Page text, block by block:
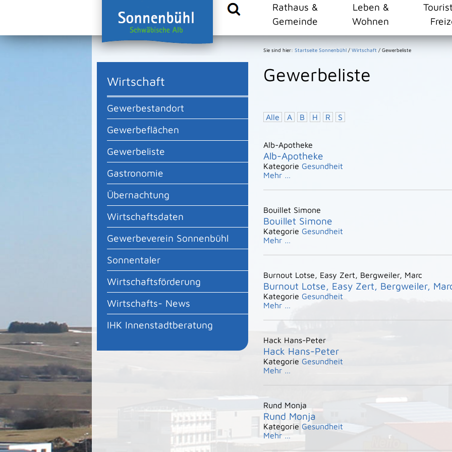
Rathaus &
Gemeinde
Leben &
Wohnen
Wirtschaft
Gewerbestandort
Gewerbeflächen
Gewerbeliste
Gastronomie
Übernachtung
Wirtschaftsdaten
Gewerbeverein Sonnenbühl
Sonnentaler
Wirtschaftsförderung
Wirtschafts- News
IHK Innenstadtberatung
Sie sind hier: Startseite Sonnenbühl / Wirtschaft / Gewerbeliste
Gewerbeliste
Alle A B H R S
Alb-Apotheke
Alb-Apotheke
Kategorie Gesundheit
Mehr …
Bouillet Simone
Bouillet Simone
Kategorie Gesundheit
Mehr …
Burnout Lotse, Easy Zert, Bergweiler, Marc
Burnout Lotse, Easy Zert, Bergweiler,
Kategorie Gesundheit
Mehr …
Hack Hans-Peter
Hack Hans-Peter
Kategorie Gesundheit
Mehr …
Rund Monja
Rund Monja
Kategorie Gesundheit
Mehr …